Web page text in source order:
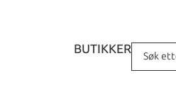
BUTIKKER